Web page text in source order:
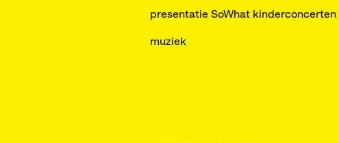
presentatie SoWhat kinderconcerten
muziek